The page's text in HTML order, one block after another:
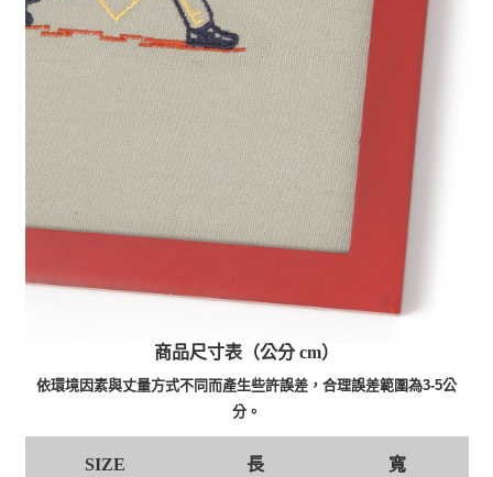
商品尺寸表（公分 cm）
依環境因素與丈量方式不同而產生些許誤差，合理誤差範圍為3-5公
分。
SIZE 長 寬